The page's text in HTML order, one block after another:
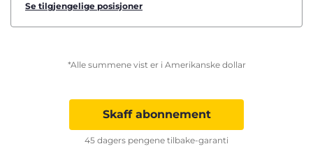
Se tilgjengelige posisjoner
*Alle summene vist er i Amerikanske dollar
Skaff abonnement
45 dagers pengene tilbake-garanti